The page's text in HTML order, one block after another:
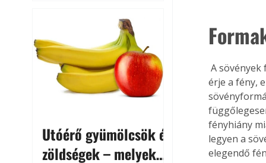
kertészkedés sokak számára
kikapcsolódást és feltöltődést
is jelent.
Utóérő gyümölcsök és
zöldségek – melyek
A sövények formakialakításánál lényeges szempont, hogy minden részüket megfelelően
érje a fény,
fényhiány
legyen a
elegendő